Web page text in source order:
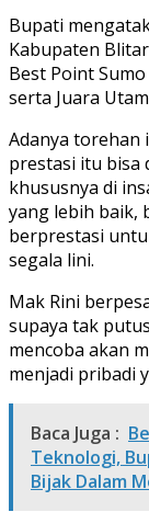
Bupati
Kabupaten
Best Point
serta Juara
Adanya torehan
prestasi itu bisa
khususnya di
yang lebih baik,
berprestasi
segala lini.
Mak Rini
supaya tak
mencoba akan
menjadi pribadi
Baca Juga :
Teknologi,
Bijak Dalam